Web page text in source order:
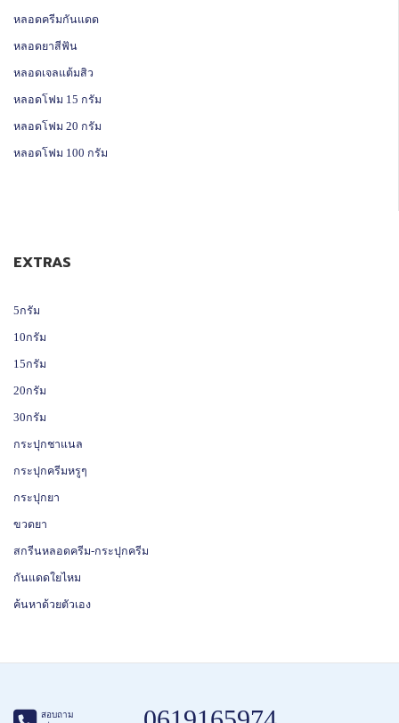
หลอดครีมกันแดด
หลอดยาสีฟัน
หลอดเจลแต้มสิว
หลอดโฟม 15 กรัม
หลอดโฟม 20 กรัม
หลอดโฟม 100 กรัม
EXTRAS
5กรัม
10กรัม
15กรัม
20กรัม
30กรัม
กระปุกชาแนล
กระปุกครีมหรูๆ
กระปุกยา
ขวดยา
สกรีนหลอดครีม-กระปุกครีม
กันแดดใยไหม
ค้นหาด้วยตัวเอง
สอบถาม